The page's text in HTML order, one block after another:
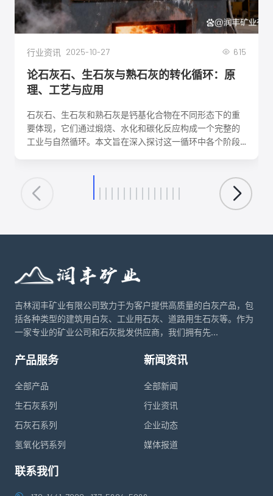
行业资讯 2025-10-27 615
论石灰石、生石灰与熟石灰的转化循环：原
理、工艺与应用
石灰石、生石灰和熟石灰是钙基化合物在不同形态下的重
要体现，它们通过煅烧、水化和碳化反应构成一个完整的
工业与自然循环。本文旨在深入探讨这一循环中各个阶段
优化生产工艺、降低能耗、实现资源可持续利用具有重要
意义。
吉林润丰矿业有限公司致力于为客户提供高质量的白灰产品，包
括各种类型的建筑用白灰、工业用石灰、道路用生石灰等。作为
一家专业的矿业公司和石灰批发供应商，我们拥有先...
产品服务
全部产品
生石灰系列
石灰石系列
氢氧化钙系列
新闻资讯
全部新闻
行业资讯
企业动态
媒体报道
联系我们